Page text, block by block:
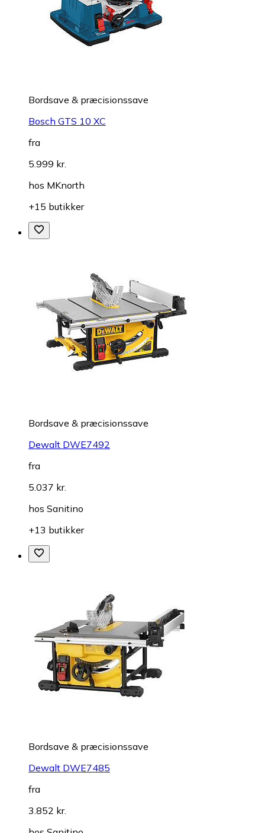
Bordsave & præcisionssave
Bosch GTS 10 XC
fra
5.999 kr.
hos MKnorth
+15 butikker
Bordsave & præcisionssave
Dewalt DWE7492
fra
5.037 kr.
hos Sanitino
+13 butikker
Bordsave & præcisionssave
Dewalt DWE7485
fra
3.852 kr.